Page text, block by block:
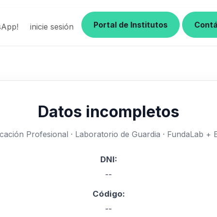
Inteligente Extracciones Pediatricas Certt
inicie sesión Portal de Institutos
Datos incompletos
Profesional · Laboratorio de Guardia · FundaLab +
DNI:
--
Código:
--